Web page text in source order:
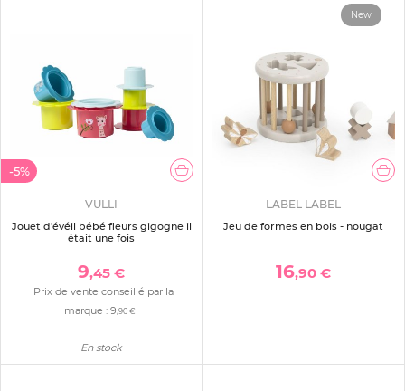
-5%
VULLI
Jouet d'évéil bébé fleurs gigogne il
était une fois
9,45 €
Prix de vente conseillé par la
marque : 9,90 €
En stock
New
LABEL LABEL
Jeu de formes en bois - nougat
16,90 €